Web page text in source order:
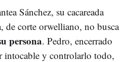
Sánchez, su cacareada
de corte orwelliano, no busca
persona. Pedro, encerrado
intocable y controlarlo todo,